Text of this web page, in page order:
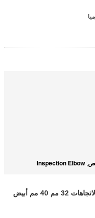
,
Inspection Elbow
مربع طرفي مربع دائري قابل للطرق ثلاثي الاتجاهات 32 مم 40 مم أبيض